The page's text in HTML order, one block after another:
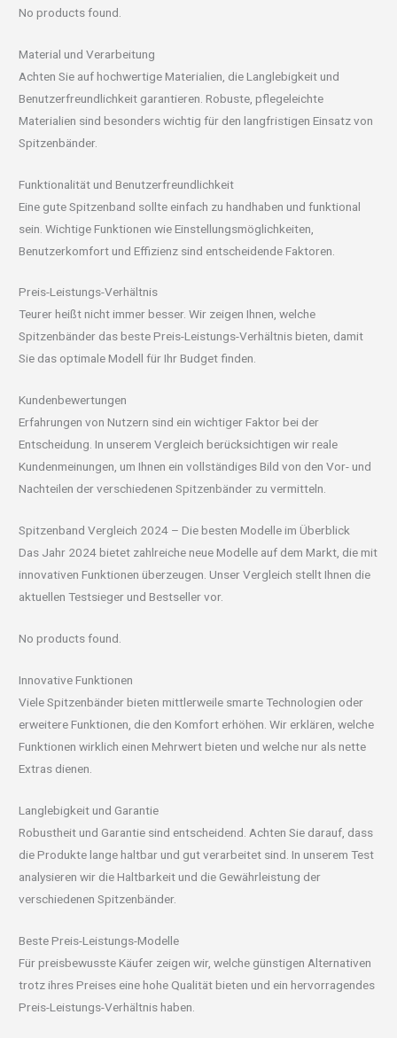
No products found.
Material und Verarbeitung
Achten Sie auf hochwertige Materialien, die Langlebigkeit und
Benutzerfreundlichkeit garantieren. Robuste, pflegeleichte
Materialien sind besonders wichtig für den langfristigen Einsatz von
Spitzenbänder.
Funktionalität und Benutzerfreundlichkeit
Eine gute Spitzenband sollte einfach zu handhaben und funktional
sein. Wichtige Funktionen wie Einstellungsmöglichkeiten,
Benutzerkomfort und Effizienz sind entscheidende Faktoren.
Preis-Leistungs-Verhältnis
Teurer heißt nicht immer besser. Wir zeigen Ihnen, welche
Spitzenbänder das beste Preis-Leistungs-Verhältnis bieten, damit
Sie das optimale Modell für Ihr Budget finden.
Kundenbewertungen
Erfahrungen von Nutzern sind ein wichtiger Faktor bei der
Entscheidung. In unserem Vergleich berücksichtigen wir reale
Kundenmeinungen, um Ihnen ein vollständiges Bild von den Vor- und
Nachteilen der verschiedenen Spitzenbänder zu vermitteln.
Spitzenband Vergleich 2024 – Die besten Modelle im Überblick
Das Jahr 2024 bietet zahlreiche neue Modelle auf dem Markt, die mit
innovativen Funktionen überzeugen. Unser Vergleich stellt Ihnen die
aktuellen Testsieger und Bestseller vor.
No products found.
Innovative Funktionen
Viele Spitzenbänder bieten mittlerweile smarte Technologien oder
erweitere Funktionen, die den Komfort erhöhen. Wir erklären, welche
Funktionen wirklich einen Mehrwert bieten und welche nur als nette
Extras dienen.
Langlebigkeit und Garantie
Robustheit und Garantie sind entscheidend. Achten Sie darauf, dass
die Produkte lange haltbar und gut verarbeitet sind. In unserem Test
analysieren wir die Haltbarkeit und die Gewährleistung der
verschiedenen Spitzenbänder.
Beste Preis-Leistungs-Modelle
Für preisbewusste Käufer zeigen wir, welche günstigen Alternativen
trotz ihres Preises eine hohe Qualität bieten und ein hervorragendes
Preis-Leistungs-Verhältnis haben.